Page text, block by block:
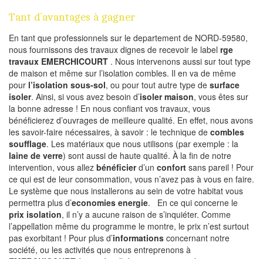
Tant d’avantages à gagner
En tant que professionnels sur le departement de NORD-59580,
nous fournissons des travaux dignes de recevoir le label rge
travaux EMERCHICOURT . Nous intervenons aussi sur tout type
de maison et même sur l’isolation combles. Il en va de même
pour l’isolation sous-sol, ou pour tout autre type de surface
isoler. Ainsi, si vous avez besoin d’isoler maison, vous êtes sur
la bonne adresse ! En nous confiant vos travaux, vous
bénéficierez d’ouvrages de meilleure qualité. En effet, nous avons
les savoir-faire nécessaires, à savoir : le technique de combles
soufflage. Les matériaux que nous utilisons (par exemple : la
laine de verre) sont aussi de haute qualité. À la fin de notre
intervention, vous allez bénéficierd’un confort sans pareil ! Pour
ce qui est de leur consommation, vous n’avez pas à vous en faire.
Le système que nous installerons au sein de votre habitat vous
permettra plus d’economies energie. En ce qui concerne le
prix isolation, il n’y a aucune raison de s’inquiéter. Comme
l’appellation même du programme le montre, le prix n’est surtout
pas exorbitant ! Pour plus d’informations concernant notre
société, ou les activités que nous entreprenons à